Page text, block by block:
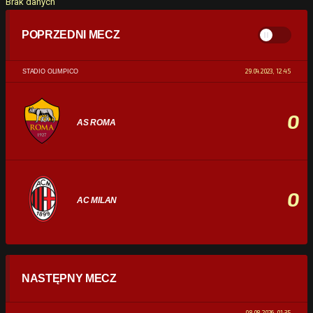
POPRZEDNI MECZ
STADIO OLIMPICO 29.04.2023, 12:45
AS ROMA 0
AC MILAN 0
STATYSTYKI
0% 100%
NASTĘPNY MECZ